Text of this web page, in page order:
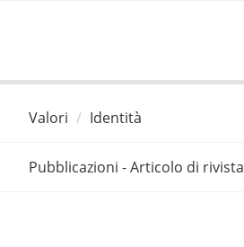
Valori Identità
Pubblicazioni - Articolo di rivista